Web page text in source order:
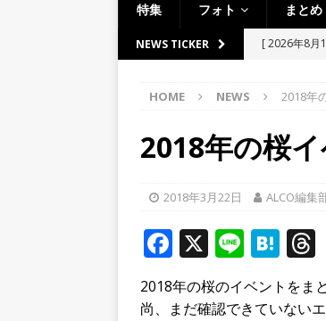
特集 フォト まとめ
NEWS TICKER [ 2026年8月
[ 2026年8月
オシャレな
[ 2026年8月
どなど、夜
へ行ってき
[ 2026年8月
チンコ店が
HOME NEWS 2018年
2018年の桜
2018年3月22日 ALCO編集
F
a
c
X Li
n
e
H
at
e
h
r
2018年の桜のイベントをま
尚、まだ確認できていない